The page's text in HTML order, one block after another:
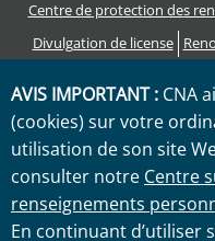
Centre de protection des
Divulgation de license
Sitemap
"CNA" est une marque de
Financière avec le United
AVIS IMPORTANT : CNA
(cookies) sur votre
utilisation de son site
consulter notre Centre
renseignements
En continuant d’utiliser